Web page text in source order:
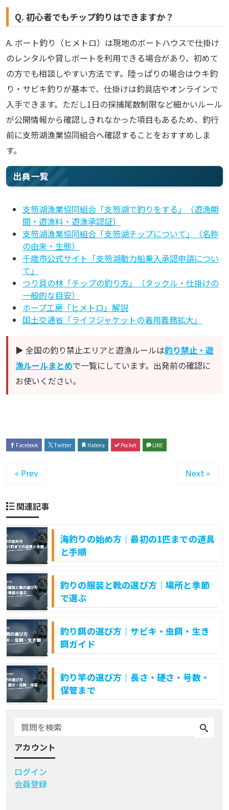
Q. 初心者でもチップ釣りはできますか？
A. ボート釣り（ヒメトロ）は現地のボートハウスで仕掛け
のレンタルや貸しボートを利用できる場合があり、初めて
の方でも相談しやすい方法です。陸っぱりの場合はウキ釣
り・サビキ釣りが基本で、仕掛けは釣具店やオンラインで
入手できます。ただし1日の採捕尾数制限など細かいルール
が公開情報から確認しきれなかった項目もあるため、釣行
前に支笏湖漁業協同組合へ確認することをおすすめしま
す。
出典一覧
支笏湖漁業協同組合「支笏湖で釣りをする」（遊漁期
間・遊漁料・遊漁承認証）
支笏湖漁業協同組合「支笏湖チップについて」（名称
の由来・生態）
千歳市公式サイト「支笏湖動力船乗入承認申請につい
て」
つり具の林「チップの釣り方」（タックル・仕掛けの
一般的な目安）
ホープ工房「ヒメトロ」解説
国土交通省「ライフジャケットの着用義務拡大」
▶ 全国の釣り禁止エリアと遊漁ルールは釣り禁止・遊
漁ルールまとめで一覧にしています。出発前の確認に
お使いください。
Facebook Twitter Hatena Pocket LINE
« Prev Next »
関連記事
海釣りの始め方｜最初の1匹までの道具
と手順
釣りの服装と靴の選び方｜場所と季節
で選ぶ
釣り餌の選び方｜サビキ・虫餌・生き
餌ガイド
釣り竿の選び方｜長さ・硬さ・号数・
保管まで
アカウント
ログイン
会員登録